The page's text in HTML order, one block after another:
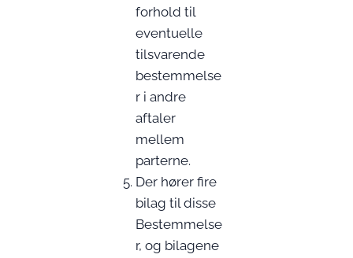
forhold til
eventuelle
tilsvarende
bestemmelse
r i andre
aftaler
mellem
parterne.
Der hører fire
bilag til disse
Bestemmelse
r, og bilagene